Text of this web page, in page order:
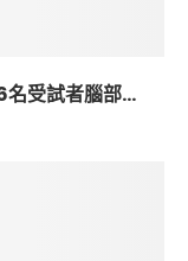
受試者腦部...